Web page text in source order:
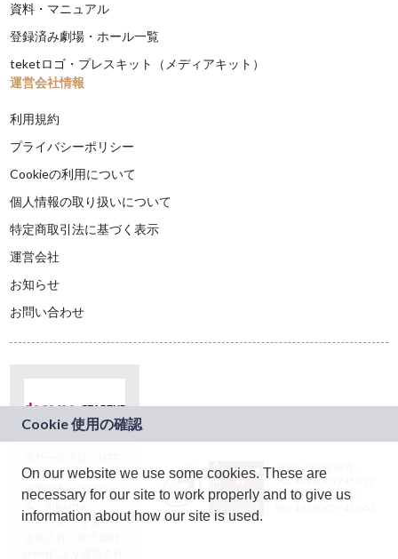
資料・マニュアル
登録済み劇場・ホール一覧
teketロゴ・プレスキット（メディアキット）
運営会社情報
利用規約
プライバシーポリシー
Cookieの利用について
個人情報の取り扱いについて
特定商取引法に基づく表示
運営会社
お知らせ
お問い合わせ
ドコモグループの新
規事業創出プログラ
ム「docomo
STARTUP」を通じて
JASRAC許諾番号：
9024936001Y45037
JASRAC許諾番号：
On our website we use some cookies. These are
necessary for our site to work properly and to give us
information about how our site is used.